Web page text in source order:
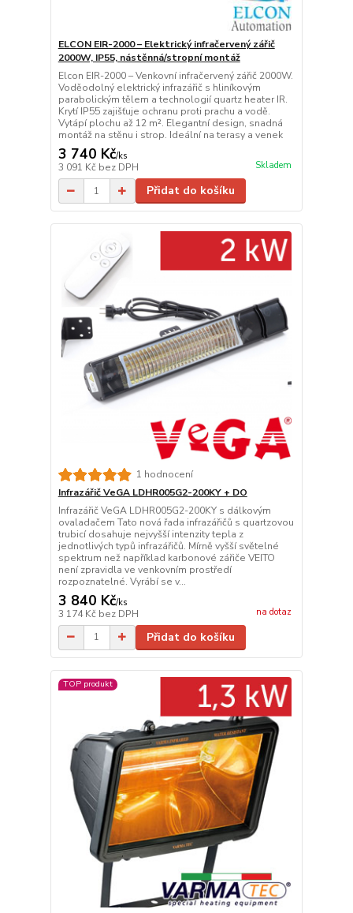
ELCON EIR-2000 – Elektrický infračervený zářič
2000W, IP55, nástěnná/stropní montáž
Elcon EIR-2000 – Venkovní infračervený zářič 2000W.
Voděodolný elektrický infrazářič s hliníkovým
parabolickým tělem a technologií quartz heater IR.
Krytí IP55 zajišťuje ochranu proti prachu a vodě.
Vytápí plochu až 12 m². Elegantní design, snadná
montáž na stěnu i strop. Ideální na terasy a venek
3 740 Kč/ks
3 091 Kč bez DPH Skladem
Přidat do košíku
1 hodnocení
Infrazářič VeGA LDHR005G2-200KY + DO
Infrazářič VeGA LDHR005G2-200KY s dálkovým
ovaladačem Tato nová řada infrazářičů s quartzovou
trubicí dosahuje nejvyšší intenzity tepla z
jednotlivých typů infrazářičů. Mírně vyšší světelné
spektrum než například karbonové zářiče VEITO
není zpravidla ve venkovním prostředí
rozpoznatelné. Vyrábí se v...
3 840 Kč/ks
3 174 Kč bez DPH na dotaz
Přidat do košíku
TOP produkt